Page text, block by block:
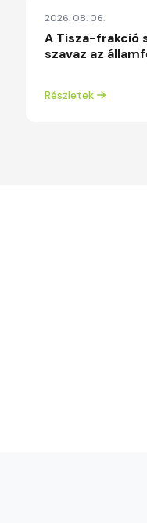
2026. 08. 06.
A Tisza-frakció
szavaz az
Részletek